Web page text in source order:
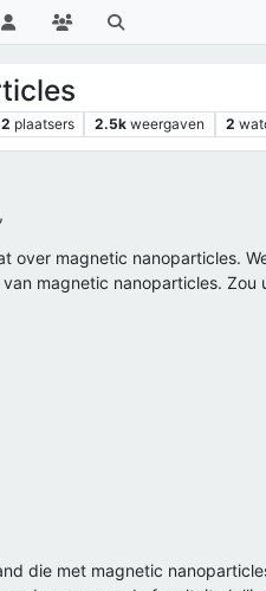
2 plaatsers 2.5k weergaven 2
over magnetic nanoparticles.
magnetic nanoparticles.
die met magnetic